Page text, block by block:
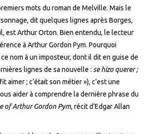
mots du roman de Melville. Mais le
dit quelques lignes après Borges,
est Arthur Orton. Bien entendu, le lecteur
à Arthur Gordon Pym. Pourquoi
nom à un imposteur, dont il dit en guise de
lignes de sa nouvelle : se hizo querer ;
aimer ; c’était son métier »), c’est une
aider à comprendre la dernière phrase du
of Arthur Gordon Pym, récit d’Edgar Allan